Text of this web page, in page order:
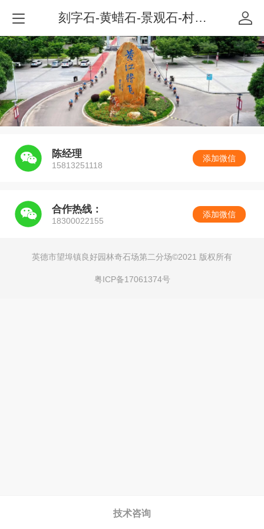
刻字石-黄蜡石-景观石-村牌石-招牌石-企业标志石-校园文化石-英德市百石汇园林景观有限公司
陈经理
15813251118
添加微信
合作热线：
18300022155
添加微信
英德市望埠镇良好园林奇石场第二分场©2021 版权所有
粤ICP备17061374号
技术咨询